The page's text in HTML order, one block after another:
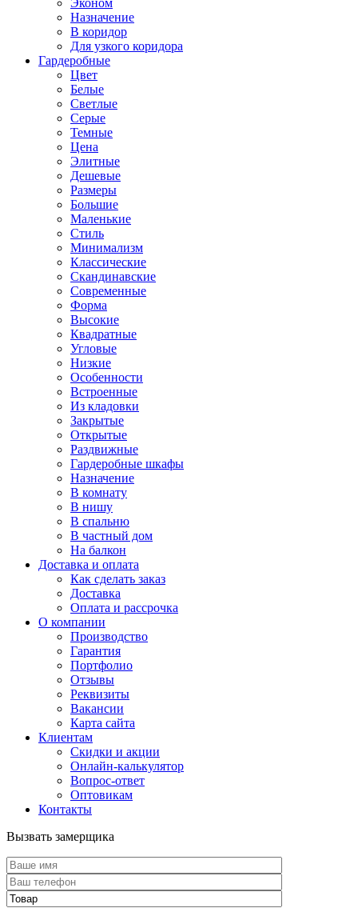
Эконом
Назначение
В коридор
Для узкого коридора
Гардеробные
Цвет
Белые
Светлые
Серые
Темные
Цена
Элитные
Дешевые
Размеры
Большие
Маленькие
Стиль
Минимализм
Классические
Скандинавские
Современные
Форма
Высокие
Квадратные
Угловые
Низкие
Особенности
Встроенные
Из кладовки
Закрытые
Открытые
Раздвижные
Гардеробные шкафы
Назначение
В комнату
В нишу
В спальню
В частный дом
На балкон
Доставка и оплата
Как сделать заказ
Доставка
Оплата и рассрочка
О компании
Производство
Гарантия
Портфолио
Отзывы
Реквизиты
Вакансии
Карта сайта
Клиентам
Скидки и акции
Онлайн-калькулятор
Вопрос-ответ
Оптовикам
Контакты
Вызвать замерщика